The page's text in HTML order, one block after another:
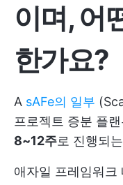
이며, 어
한가요?
A sAFe의 일부
프로젝트 증분 플랜
8~12주로 진행되
애자일 프레임워크